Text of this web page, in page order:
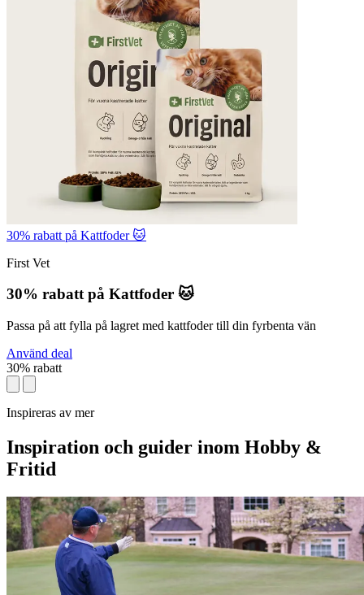
30% rabatt på Kattfoder 🐱
First Vet
30% rabatt på Kattfoder 🐱
Passa på att fylla på lagret med kattfoder till din fyrbenta vän
Använd deal
30% rabatt
Inspireras av mer
Inspiration och guider inom Hobby &
Fritid